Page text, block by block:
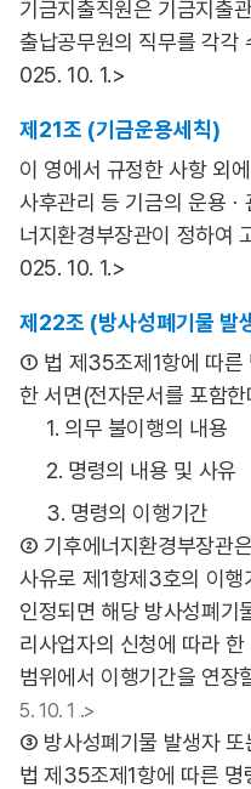
기금지출직원은 기금지출
출납공무원의 직무를 각
025. 10. 1.>
제21조 (기금운용세칙)
이 영에서 규정한 사항 외
사후관리 등 기금의 운용
너지환경부장관이 정하
025. 10. 1.>
제22조 (방사성폐기물 발
① 법 제35조제1항에 따른
한 서면(전자문서를 포함
1. 의무 불이행의 내용
2. 명령의 내용 및 사유
3. 명령의 이행기간
② 기후에너지환경부장관
사유로 제1항제3호의 이
인정되면 해당 방사성폐기
리사업자의 신청에 따라
범위에서 이행기간을 연장
5. 10. 1 .>
③ 방사성폐기물 발생자 또
법 제35조제1항에 따른 명